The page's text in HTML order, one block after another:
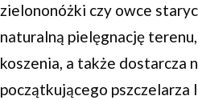
zielononóżki czy owce
naturalną pielęgnację
koszenia, a także dostarcza
początkującego